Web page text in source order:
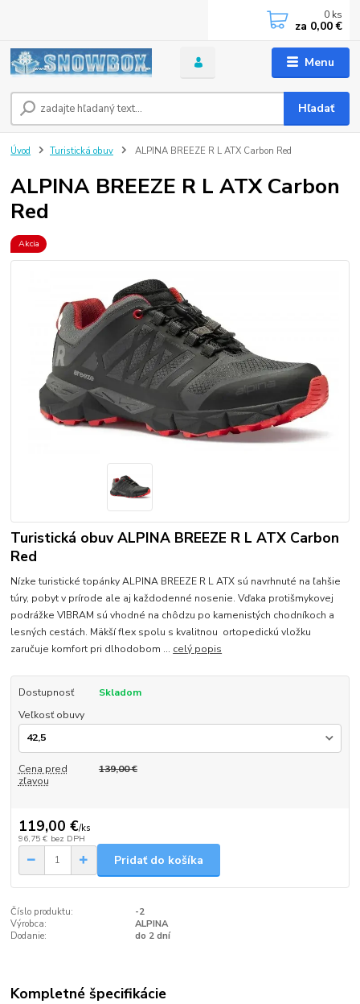
Menu
Hľadať
0 ks
za 0,00 €
Úvod Turistická obuv ALPINA BREEZE R L ATX Carbon Red
ALPINA BREEZE R L ATX Carbon
Red
Akcia
Turistická obuv ALPINA BREEZE R L ATX Carbon
Red
Nízke turistické topánky ALPINA BREEZE R L ATX sú navrhnuté na ľahšie
túry, pobyt v prírode ale aj každodenné nosenie. Vďaka protišmykovej
podrážke VIBRAM sú vhodné na chôdzu po kamenistých chodníkoch a
lesných cestách. Mäkší flex spolu s kvalitnou ortopedickú vložku
zaručuje komfort pri dlhodobom ... celý popis
Dostupnosť
Skladom
Veľkosť obuvy
Cena pred
zľavou
139,00 €
119,00 €/ks
96,75 € bez DPH
Pridať do košíka
Číslo produktu:
-2
Výrobca:
ALPINA
Dodanie:
do 2 dní
Kompletné špecifikácie